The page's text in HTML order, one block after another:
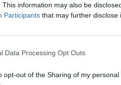
This information may also be
Participants that may further disclose
Data Processing Opt Outs
opt-out of the Sharing of my personal